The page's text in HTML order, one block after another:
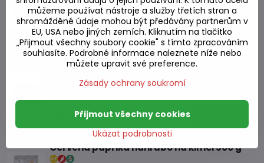
Skladem
231,82 Kč Do košíku
Gochujang fermentovaná sójová chilli
126,64 Kč
Červená paprika nahrubo na kimči 500 g
můžeme používat nástroje a služby třetích stran a
shromážděné údaje mohou být předávány partnerům v
EU, USA nebo jiných zemích. Kliknutím na tlačítko
„Přijmout všechny soubory cookie" s tímto zpracováním
souhlasíte. Podrobné informace naleznete níže nebo
můžete upravit své preference.
Zásady ochrany soukromí
Ukázat podrobnosti
Přijmout všechny cookies